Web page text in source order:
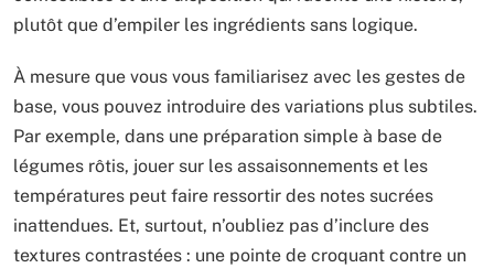
plutôt que d’empiler les ingrédients sans logique.
À mesure que vous vous familiarisez avec les gestes de
base, vous pouvez introduire des variations plus subtiles.
Par exemple, dans une préparation simple à base de
légumes rôtis, jouer sur les assaisonnements et les
températures peut faire ressortir des notes sucrées
inattendues. Et, surtout, n’oubliez pas d’inclure des
textures contrastées : une pointe de croquant contre un